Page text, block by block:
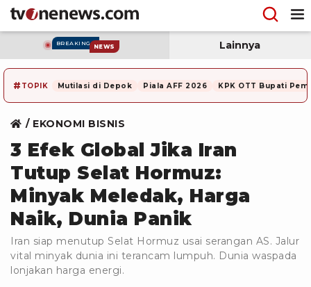
BREAKING NEWS Lainnya
# TOPIK Mutilasi di Depok Piala AFF 2026 KPK OTT Bupati
EKONOMI BISNIS
3 Efek Global Jika Iran
Tutup Selat Hormuz:
Minyak Meledak, Harga
Naik, Dunia Panik
Iran siap menutup Selat Hormuz usai serangan AS. Jalur
vital minyak dunia ini terancam lumpuh. Dunia waspada
lonjakan harga energi.